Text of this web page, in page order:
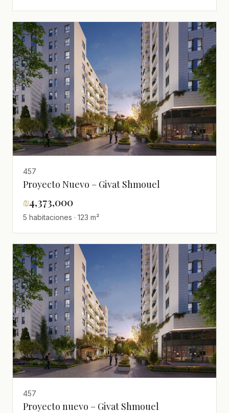
457
Proyecto Nuevo – Givat Shmouel
₪4,373,000
5 habitaciones · 123 m²
457
Proyecto nuevo – Givat Shmouel